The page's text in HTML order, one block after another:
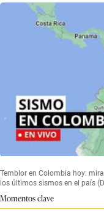
Temblor en Colombia hoy:
los últimos sismos en el país
Momentos clave